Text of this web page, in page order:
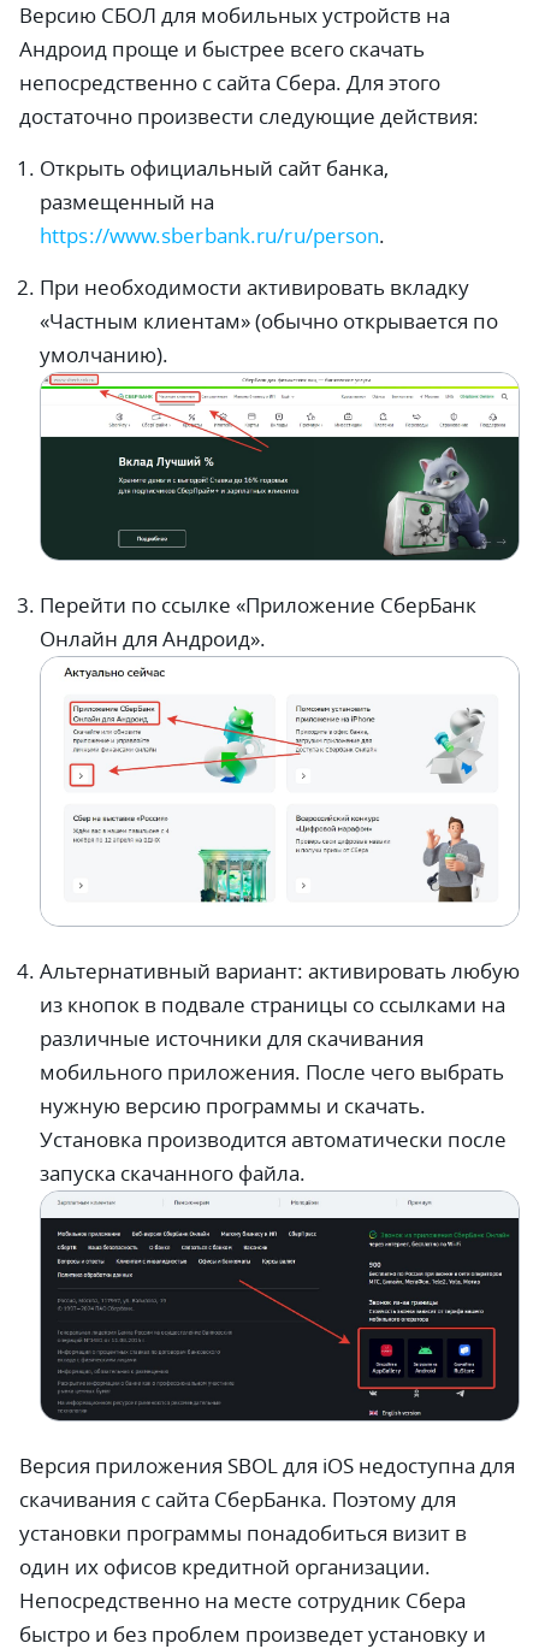
Версию СБОЛ для мобильных устройств на
Андроид проще и быстрее всего скачать
непосредственно с сайта Сбера. Для этого
достаточно произвести следующие действия:
Открыть официальный сайт банка,
размещенный на
https://www.sberbank.ru/ru/person.
При необходимости активировать вкладку
«Частным клиентам» (обычно открывается по
умолчанию).
Перейти по ссылке «Приложение СберБанк
Онлайн для Андроид».
Альтернативный вариант: активировать любую
из кнопок в подвале страницы со ссылками на
различные источники для скачивания
мобильного приложения. После чего выбрать
нужную версию программы и скачать.
Установка производится автоматически после
запуска скачанного файла.
Версия приложения SBOL для iOS недоступна для
скачивания с сайта СберБанка. Поэтому для
установки программы понадобиться визит в
один их офисов кредитной организации.
Непосредственно на месте сотрудник Сбера
быстро и без проблем произведет установку и